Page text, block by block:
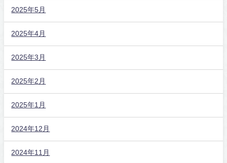
2025年5月
2025年4月
2025年3月
2025年2月
2025年1月
2024年12月
2024年11月